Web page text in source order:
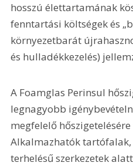
hosszú élettartamának
fenntartási költségek és
környezetbarát
és hulladékkezelés)
A Foamglas Perinsul
legnagyobb
megfelelő
Alkalmazhatók
terhelésű szerkezetek